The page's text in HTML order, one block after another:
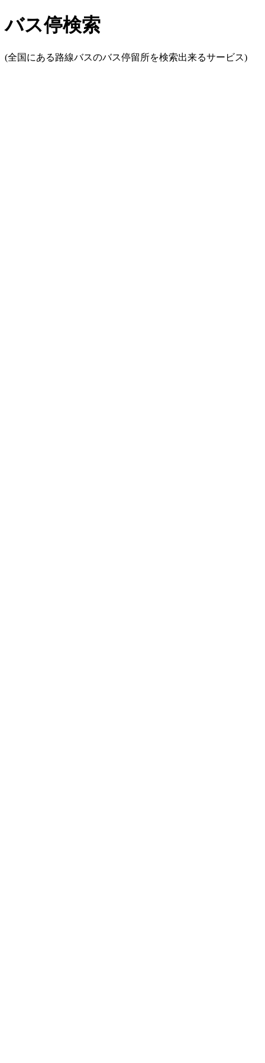
バス停検索
(全国にある路線バスのバス停留所を検索出来るサービス)